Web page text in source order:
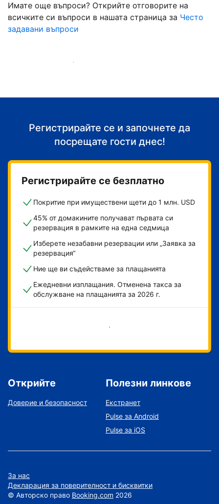
Имате още въпроси? Открийте отговорите на
всичките си въпроси в нашата страница за Често
задавани въпроси
Започнете да приемате гости
Регистрирайте се и започнете да
посрещате гости днес!
Регистрирайте се безплатно
Покритие при имуществени щети до 1 млн. USD
45% от домакините получават първата си
резервация в рамките на една седмица
Изберете незабавни резервации или „Заявка за
резервация“
Ние ще ви съдействаме за плащанията
Ежедневни изплащания. Отменена такса за
обслужване на плащанията за 2026 г.
Начало
Открийте
Доверие и безопасност
Полезни линкове
Екстранет
Pulse за Android
Pulse за iOS
За нас
Декларация за поверителност и бисквитки
© Авторско право Booking.com 2026